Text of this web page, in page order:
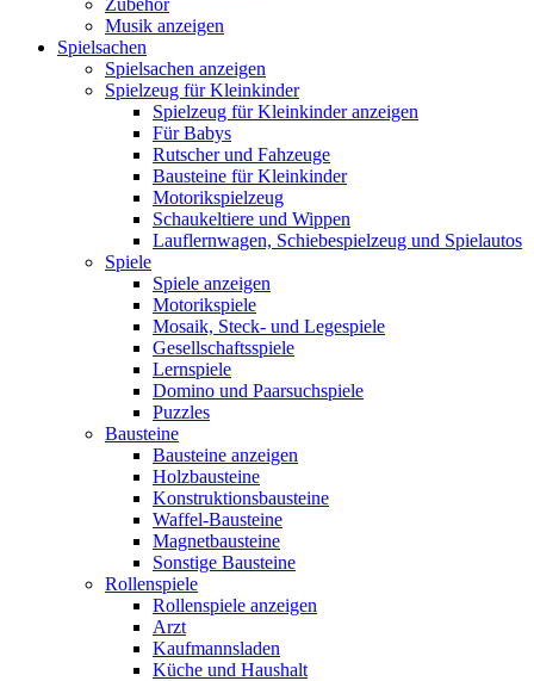
Zubehör
Musik anzeigen
Spielsachen
Spielsachen anzeigen
Spielzeug für Kleinkinder
Spielzeug für Kleinkinder anzeigen
Für Babys
Rutscher und Fahzeuge
Bausteine für Kleinkinder
Motorikspielzeug
Schaukeltiere und Wippen
Lauflernwagen, Schiebespielzeug und Spielautos
Spiele
Spiele anzeigen
Motorikspiele
Mosaik, Steck- und Legespiele
Gesellschaftsspiele
Lernspiele
Domino und Paarsuchspiele
Puzzles
Bausteine
Bausteine anzeigen
Holzbausteine
Konstruktionsbausteine
Waffel-Bausteine
Magnetbausteine
Sonstige Bausteine
Rollenspiele
Rollenspiele anzeigen
Arzt
Kaufmannsladen
Küche und Haushalt